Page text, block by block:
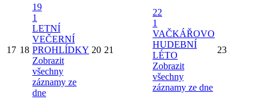
17 18
19
1
LETNÍ
VEČERNÍ
PROHLÍDKY
Zobrazit
všechny
záznamy ze
dne
20 21
22
1
VAČKÁŘOVO
HUDEBNÍ
LÉTO
Zobrazit
všechny
záznamy ze dne
23